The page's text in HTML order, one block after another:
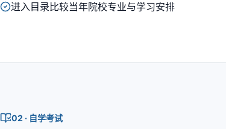
进入目录比较当年院校专业与学习安排
02 · 自学考试